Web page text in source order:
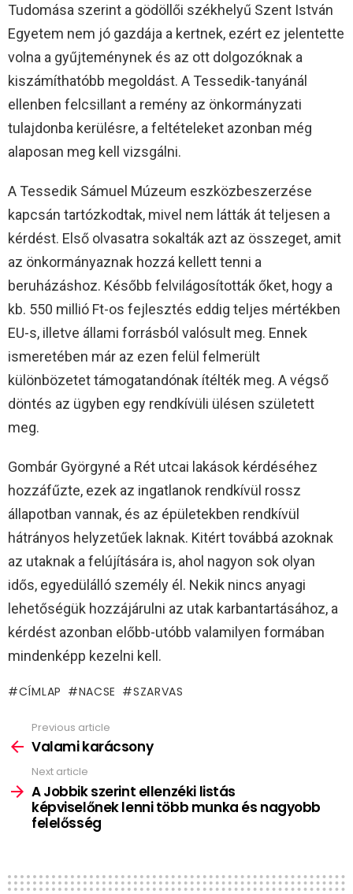
Tudomása szerint a gödöllői székhelyű Szent István
Egyetem nem jó gazdája a kertnek, ezért ez jelentette
volna a gyűjteménynek és az ott dolgozóknak a
kiszámíthatóbb megoldást. A Tessedik-tanyánál
ellenben felcsillant a remény az önkormányzati
tulajdonba kerülésre, a feltételeket azonban még
alaposan meg kell vizsgálni.
A Tessedik Sámuel Múzeum eszközbeszerzése
kapcsán tartózkodtak, mivel nem látták át teljesen a
kérdést. Első olvasatra sokalták azt az összeget, amit
az önkormányaznak hozzá kellett tenni a
beruházáshoz. Később felvilágosították őket, hogy a
kb. 550 millió Ft-os fejlesztés eddig teljes mértékben
EU-s, illetve állami forrásból valósult meg. Ennek
ismeretében már az ezen felül felmerült
különbözetet támogatandónak ítélték meg. A végső
döntés az ügyben egy rendkívüli ülésen született
meg.
Gombár Györgyné a Rét utcai lakások kérdéséhez
hozzáfűzte, ezek az ingatlanok rendkívül rossz
állapotban vannak, és az épületekben rendkívül
hátrányos helyzetűek laknak. Kitért továbbá azoknak
az utaknak a felújítására is, ahol nagyon sok olyan
idős, egyedülálló személy él. Nekik nincs anyagi
lehetőségük hozzájárulni az utak karbantartásához, a
kérdést azonban előbb-utóbb valamilyen formában
mindenképp kezelni kell.
CÍMLAP NACSE SZARVAS
more
Previous article
Valami karácsony
Next article
A Jobbik szerint ellenzéki listás
képviselőnek lenni több munka és nagyobb
felelősség